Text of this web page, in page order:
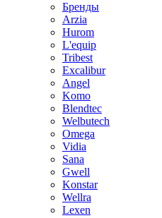
Бренды
Arzia
Hurom
L'equip
Tribest
Excalibur
Angel
Komo
Blendtec
Welbutech
Omega
Vidia
Sana
Gwell
Konstar
Wellra
Lexen